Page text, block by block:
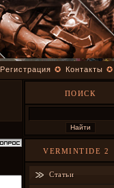
Регистрация ✪ Контакты ✪
ПОИСК
VERMINTIDE 2
Статьи